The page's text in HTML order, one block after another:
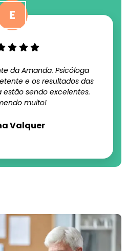
da Amanda. Psicóloga
e os resultados das
estão sendo excelentes.
muito!
Valquer